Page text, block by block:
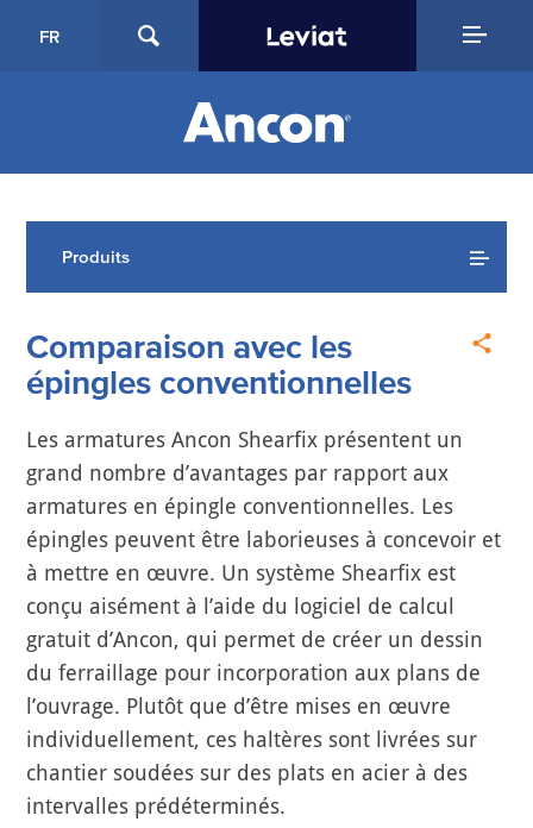
FR
Produits
Comparaison avec les
épingles conventionnelles
Les armatures Ancon Shearfix présentent un
grand nombre d’avantages par rapport aux
armatures en épingle conventionnelles. Les
épingles peuvent être laborieuses à concevoir et
à mettre en œuvre. Un système Shearfix est
conçu aisément à l’aide du logiciel de calcul
gratuit d’Ancon, qui permet de créer un dessin
du ferraillage pour incorporation aux plans de
l’ouvrage. Plutôt que d’être mises en œuvre
individuellement, ces haltères sont livrées sur
chantier soudées sur des plats en acier à des
intervalles prédéterminés.